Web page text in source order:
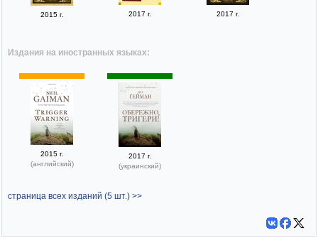
2015 г. 2017 г. 2017 г.
Издания на иностранных языках:
2015 г.
(английский)
2017 г.
(украинский)
страница всех изданий (5 шт.) >>